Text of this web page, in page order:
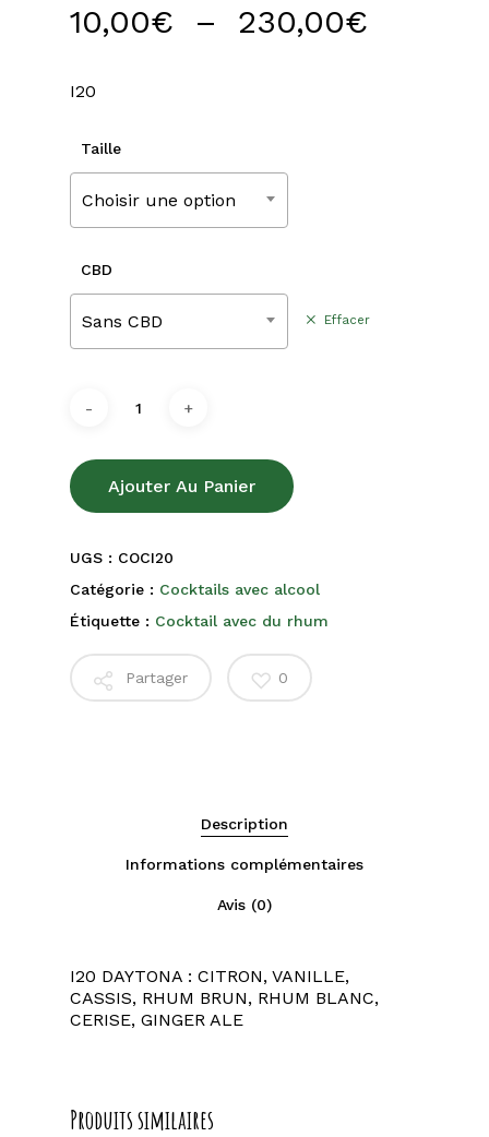
10,00€ – 230,00€
I20
Taille
Choisir une option
CBD
Sans CBD Effacer
Ajouter Au Panier
UGS : COCI20
Catégorie : Cocktails avec alcool
Étiquette : Cocktail avec du rhum
Partager 0
Description
Informations complémentaires
Avis (0)
I20 DAYTONA : CITRON, VANILLE,
CASSIS, RHUM BRUN, RHUM BLANC,
CERISE, GINGER ALE
Produits similaires